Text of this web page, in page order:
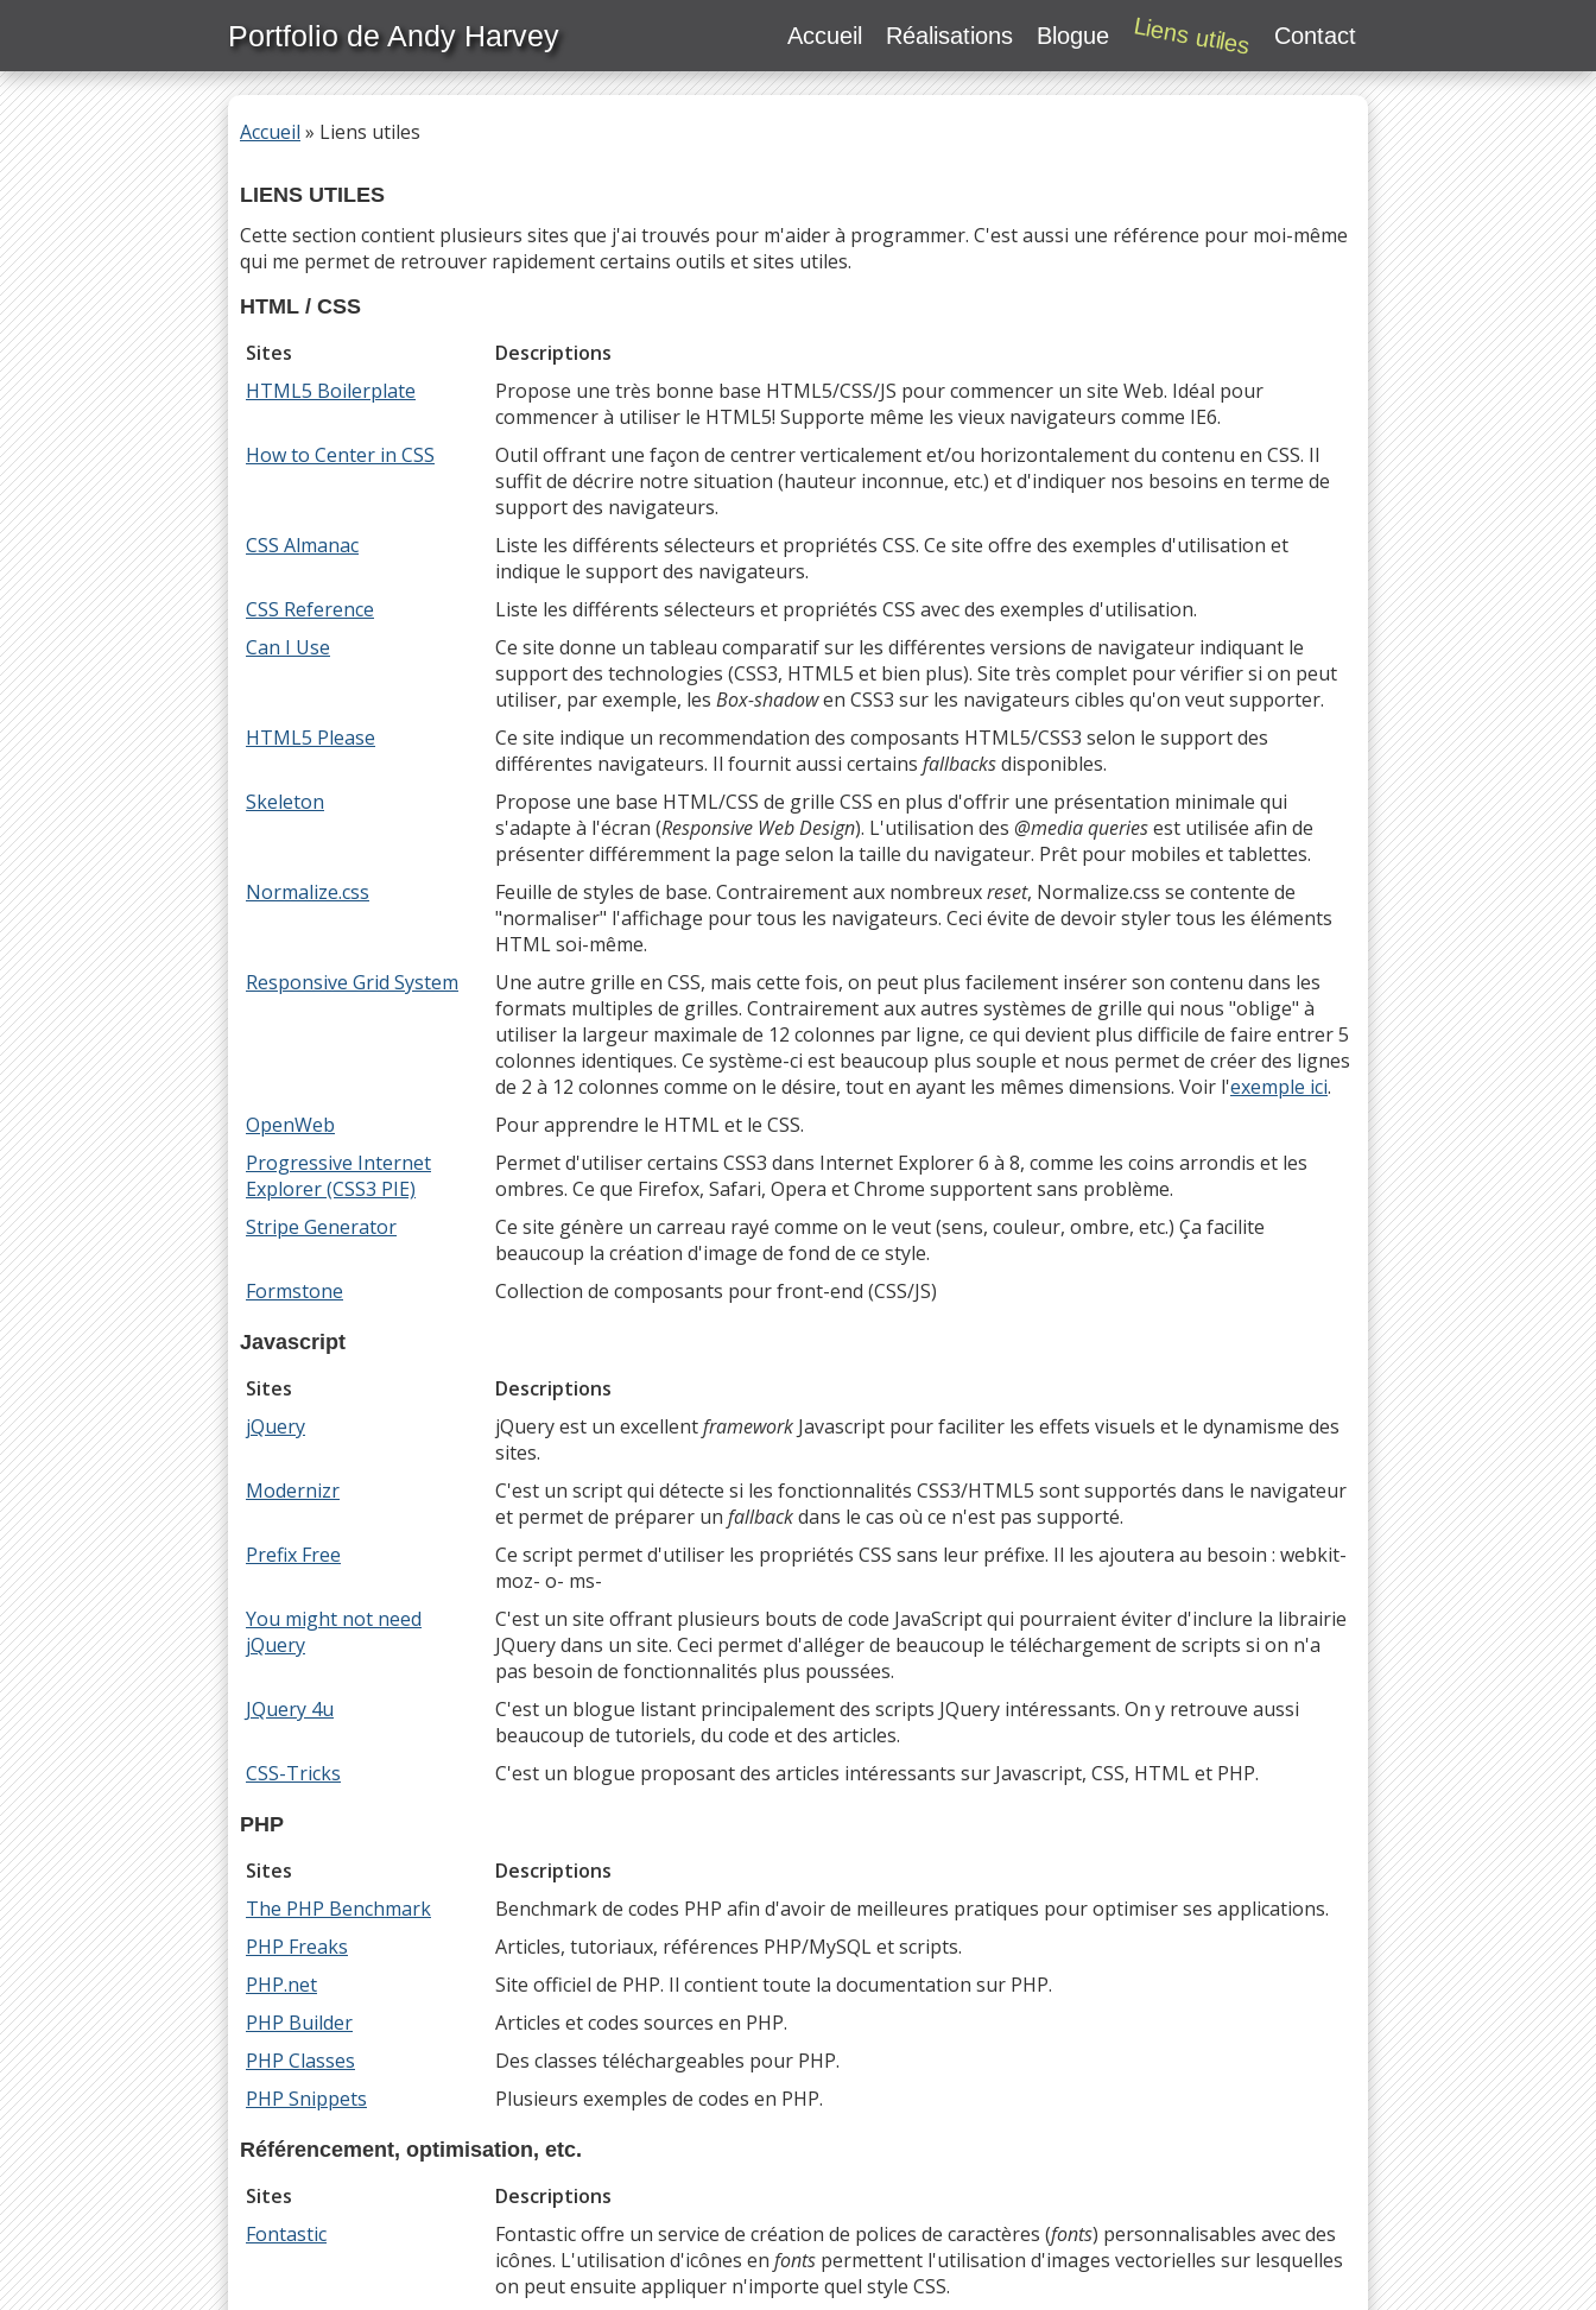
contenu
principal
Portfolio de Andy Harvey Accueil Réalisations Blogue Liens utiles Contact
Accueil » Liens utiles
LIENS UTILES
Cette section contient plusieurs sites que j'ai trouvés pour m'aider à programmer. C'est aussi une référence pour moi-même
qui me permet de retrouver rapidement certains outils et sites utiles.
HTML / CSS
Sites
Descriptions
HTML5 Boilerplate
Propose une très bonne base HTML5/CSS/JS pour commencer un site Web. Idéal pour
commencer à utiliser le HTML5! Supporte même les vieux navigateurs comme IE6.
How to Center in CSS
Outil offrant une façon de centrer verticalement et/ou horizontalement du contenu en CSS. Il
suffit de décrire notre situation (hauteur inconnue, etc.) et d'indiquer nos besoins en terme de
support des navigateurs.
CSS Almanac
Liste les différents sélecteurs et propriétés CSS. Ce site offre des exemples d'utilisation et
indique le support des navigateurs.
CSS Reference
Liste les différents sélecteurs et propriétés CSS avec des exemples d'utilisation.
Can I Use
Ce site donne un tableau comparatif sur les différentes versions de navigateur indiquant le
support des technologies (CSS3, HTML5 et bien plus). Site très complet pour vérifier si on peut
utiliser, par exemple, les Box-shadowen CSS3 sur les navigateurs cibles qu'on veut supporter.
HTML5 Please
Ce site indique un recommendation des composants HTML5/CSS3 selon le support des
différentes navigateurs. Il fournit aussi certains fallbacksdisponibles.
Skeleton
Propose une base HTML/CSS de grille CSS en plus d'offrir une présentation minimale qui
s'adapte à l'écran (Responsive Web Design). L'utilisation des @media queriesest utilisée afin de
présenter différemment la page selon la taille du navigateur. Prêt pour mobiles et tablettes.
Normalize.css
Feuille de styles de base. Contrairement aux nombreuxreset, Normalize.css se contente de
"normaliser" l'affichage pour tous les navigateurs. Ceci évite de devoir styler tous les éléments
HTML soi-même.
Responsive Grid System
Une autre grille en CSS, mais cette fois, on peut plus facilement insérer son contenu dans les
formats multiples de grilles. Contrairement aux autres systèmes de grille qui nous "oblige" à
utiliser la largeur maximale de 12 colonnes par ligne, ce qui devient plus difficile de faire entrer 5
colonnes identiques. Ce système-ci est beaucoup plus souple et nous permet de créer des lignes
de 2 à 12 colonnes comme on le désire, tout en ayant les mêmes dimensions. Voir l'exemple ici.
OpenWeb
Pour apprendre le HTML et le CSS.
Progressive Internet
Explorer (CSS3 PIE)
Permet d'utiliser certains CSS3 dans Internet Explorer 6 à 8, comme les coins arrondis et les
ombres. Ce que Firefox, Safari, Opera et Chrome supportent sans problème.
Stripe Generator
Ce site génère un carreau rayé comme on le veut (sens, couleur, ombre, etc.) Ça facilite
beaucoup la création d'image de fond de ce style.
Formstone
Collection de composants pour front-end (CSS/JS)
Javascript
Sites
Descriptions
jQuery
jQuery est un excellentframework Javascript pour faciliter les effets visuels et le dynamisme des
sites.
Modernizr
C'est un script qui détecte si les fonctionnalités CSS3/HTML5 sont supportés dans le navigateur
et permet de préparer un fallbackdans le cas où ce n'est pas supporté.
Prefix Free
Ce script permet d'utiliser les propriétés CSS sans leur préfixe. Il les ajoutera au besoin : webkit-
moz- o- ms-
You might not need
jQuery
C'est un site offrant plusieurs bouts de code JavaScript qui pourraient éviter d'inclure la librairie
JQuery dans un site. Ceci permet d'alléger de beaucoup le téléchargement de scripts si on n'a
pas besoin de fonctionnalités plus poussées.
JQuery 4u
C'est un blogue listant principalement des scripts JQuery intéressants. On y retrouve aussi
beaucoup de tutoriels, du code et des articles.
CSS-Tricks
C'est un blogue proposant des articles intéressants sur Javascript, CSS, HTML et PHP.
PHP
Sites
Descriptions
The PHP Benchmark
Benchmark de codes PHP afin d'avoir de meilleures pratiques pour optimiser ses applications.
PHP Freaks
Articles, tutoriaux, références PHP/MySQL et scripts.
PHP.net
Site officiel de PHP. Il contient toute la documentation sur PHP.
PHP Builder
Articles et codes sources en PHP.
PHP Classes
Des classes téléchargeables pour PHP.
PHP Snippets
Plusieurs exemples de codes en PHP.
Référencement, optimisation, etc.
Sites
Descriptions
Fontastic
Fontastic offre un service de création de polices de caractères (fonts) personnalisables avec des
icônes. L'utilisation d'icônes en fonts permettent l'utilisation d'images vectorielles sur lesquelles
on peut ensuite appliquer n'importe quel style CSS.